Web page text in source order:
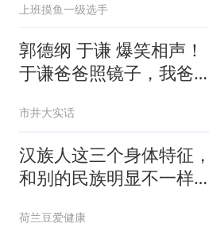
上班摸鱼一级选手
郭德纲 于谦 爆笑相声！
于谦爸爸照镜子，我爸爸
了
市井大实话
汉族人这三个身体特征，
和别的民族明显不一样！
荷兰豆爱健康